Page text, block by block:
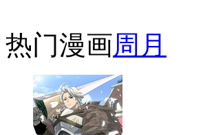
热门漫画周 月